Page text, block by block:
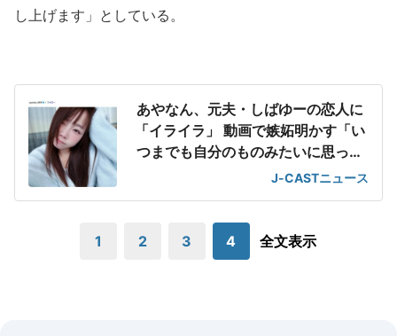
し上げます」としている。
あやなん、元夫・しばゆーの恋人に
「イライラ」 動画で嫉妬明かす「い
つまでも自分のものみたいに思っち
ゃってる」J-CASTニュース
1 2 3 4 全文表示